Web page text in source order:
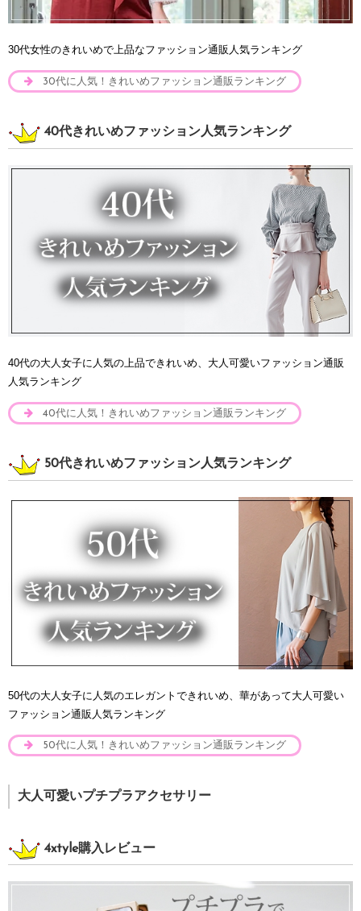
30代女性のきれいめで上品なファッション通販人気ランキング
30代に人気！きれいめファッション通販ランキング
40代きれいめファッション人気ランキング
40代の大人女子に人気の上品できれいめ、大人可愛いファッション通販
人気ランキング
40代に人気！きれいめファッション通販ランキング
50代きれいめファッション人気ランキング
50代の大人女子に人気のエレガントできれいめ、華があって大人可愛い
ファッション通販人気ランキング
50代に人気！きれいめファッション通販ランキング
大人可愛いプチプラアクセサリー
4xtyle購入レビュー